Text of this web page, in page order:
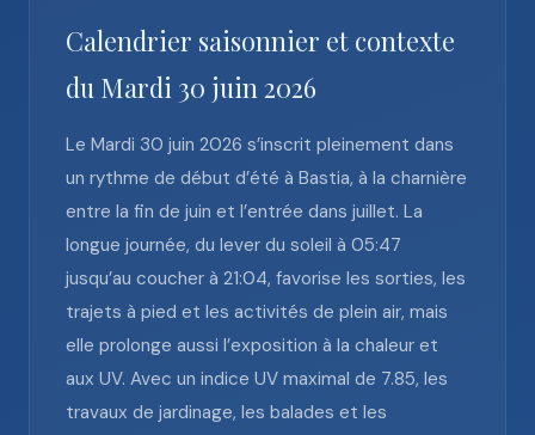
Calendrier saisonnier et contexte
du Mardi 30 juin 2026
Le Mardi 30 juin 2026 s’inscrit pleinement dans
un rythme de début d’été à Bastia, à la charnière
entre la fin de juin et l’entrée dans juillet. La
longue journée, du lever du soleil à 05:47
jusqu’au coucher à 21:04, favorise les sorties, les
trajets à pied et les activités de plein air, mais
elle prolonge aussi l’exposition à la chaleur et
aux UV. Avec un indice UV maximal de 7.85, les
travaux de jardinage, les balades et les